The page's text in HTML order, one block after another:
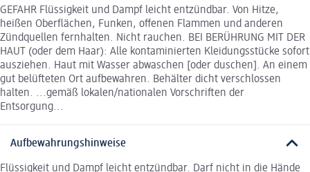
GEFAHR Flüssigkeit und Dampf leicht entzündbar. Von Hitze,
heißen Oberflächen, Funken, offenen Flammen und anderen
Zündquellen fernhalten. Nicht rauchen. BEI BERÜHRUNG MIT DER
HAUT (oder dem Haar): Alle kontaminierten Kleidungsstücke sofort
ausziehen. Haut mit Wasser abwaschen [oder duschen]. An einem
gut belüfteten Ort aufbewahren. Behälter dicht verschlossen
halten. ...gemäß lokalen/nationalen Vorschriften der
Entsorgung...
Aufbewahrungshinweise
Flüssigkeit und Dampf leicht entzündbar. Darf nicht in die Hände